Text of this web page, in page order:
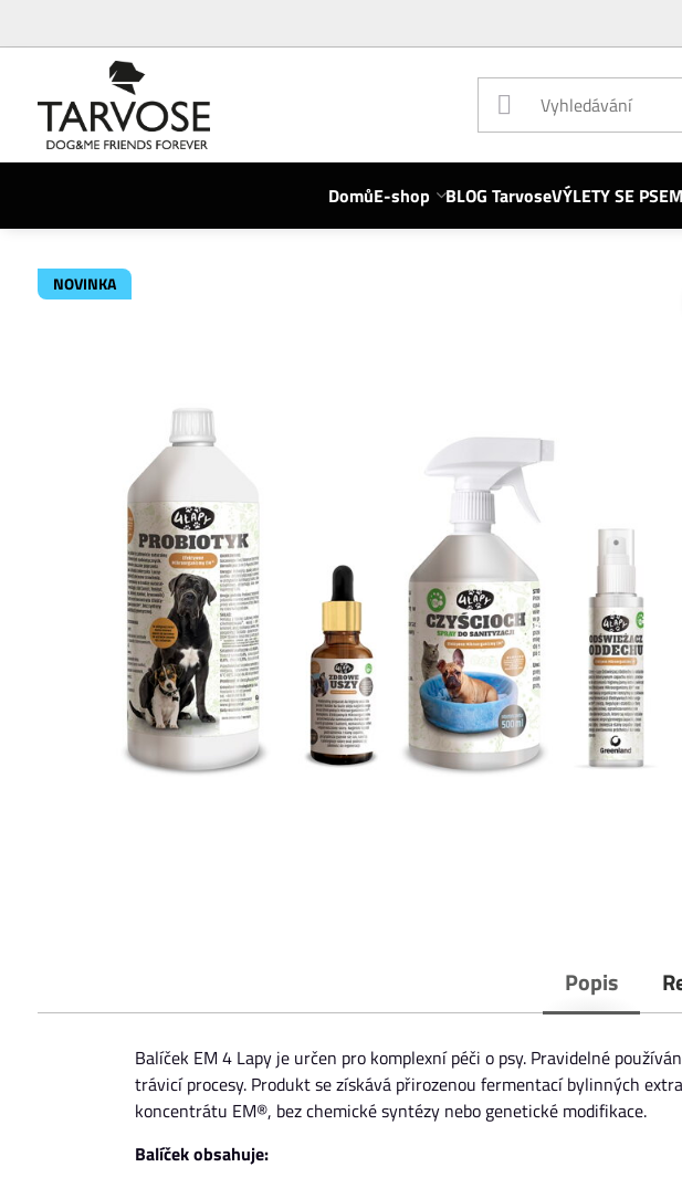
DomůE-shop BLOG TarvoseVÝLETY SE PSEM
NOVINKA
Popis
Balíček EM 4 Lapy je určen pro komplexní péči o psy. Pravidelné
trávicí procesy. Produkt se získává přirozenou fermentací bylinných
koncentrátu EM®, bez chemické syntézy nebo genetické modifikace.
Balíček obsahuje: